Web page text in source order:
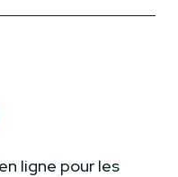
ligne pour les